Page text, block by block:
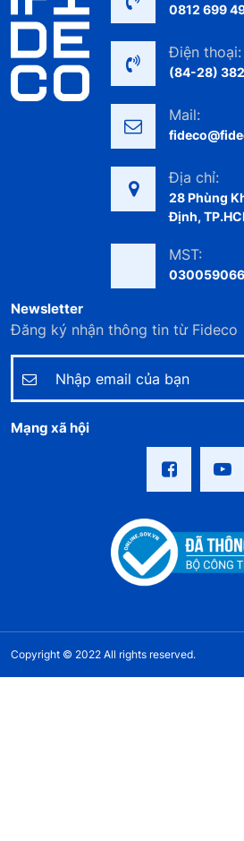
0812 699
Điện thoại:
(84-28)
Mail:
Địa chỉ:
28 Phùng
Định,
MST:
Newsletter
Đăng ký nhận thông tin từ Fideco
Mạng xã hội
Copyright © 2022 All rights reserved.